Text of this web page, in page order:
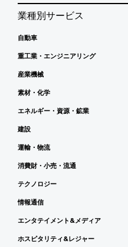
業種別サービス
自動車
重工業・エンジニアリング
産業機械
素材・化学
エネルギー・資源・鉱業
建設
運輸・物流
消費財・小売・流通
テクノロジー
情報通信
エンタテイメント&メディア
ホスピタリティ&レジャー